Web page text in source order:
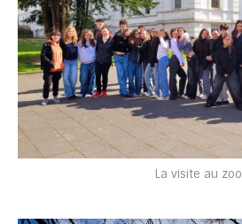
La visite au zoo